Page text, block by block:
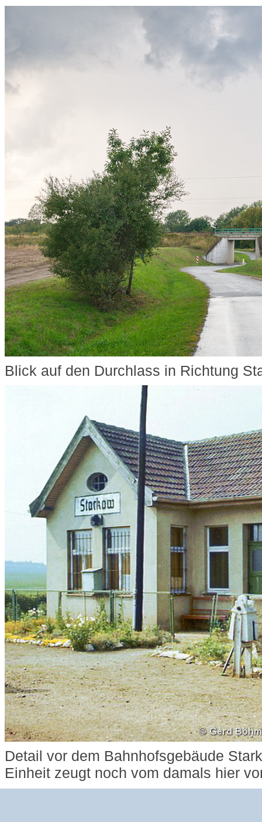
Blick auf den Durchlass in Richtung
Detail vor dem Bahnhofsgebäude
Einheit zeugt noch vom damals hier